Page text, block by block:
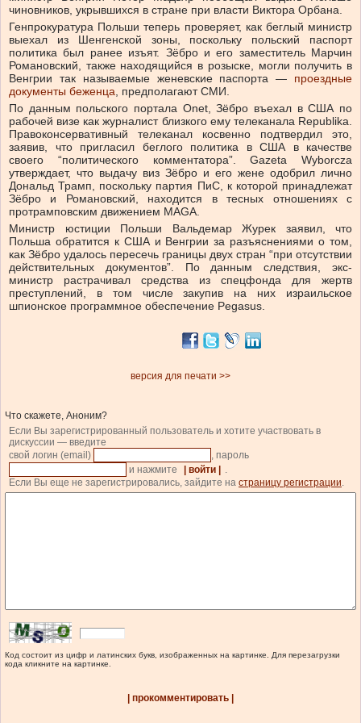
чиновников, укрывшихся в стране при власти Виктора Орбана.
Генпрокуратура Польши теперь проверяет, как беглый министр
выехал из Шенгенской зоны, поскольку польский паспорт
политика был ранее изъят. Зёбро и его заместитель Марчин
Романовский, также находящийся в розыске, могли получить в
Венгрии так называемые женевские паспорта — проездные
документы беженца, предполагают СМИ.
По данным польского портала Onet, Зёбро въехал в США по
рабочей визе как журналист близкого ему телеканала Republika.
Правоконсервативный телеканал косвенно подтвердил это,
заявив, что пригласил беглого политика в США в качестве
своего “политического комментатора”. Gazeta Wyborcza
утверждает, что выдачу виз Зёбро и его жене одобрил лично
Дональд Трамп, поскольку партия ПиС, к которой принадлежат
Зёбро и Романовский, находится в тесных отношениях с
протрамповским движением MAGA.
Министр юстиции Польши Вальдемар Журек заявил, что
Польша обратится к США и Венгрии за разъяснениями о том,
как Зёбро удалось пересечь границы двух стран “при отсутствии
действительных документов”. По данным следствия, экс-
министр растрачивал средства из спецфонда для жертв
преступлений, в том числе закупив на них израильское
шпионское программное обеспечение Pegasus.
версия для печати >>
Что скажете, Аноним?
Если Вы зарегистрированный пользователь и хотите участвовать в
дискуссии — введите
свой логин (email)
, пароль
и нажмите
| войти |
.
Если Вы еще не зарегистрировались, зайдите на страницу регистрации.
Код состоит из цифр и латинских букв, изображенных на картинке. Для перезагрузки
кода кликните на картинке.
| прокомментировать |